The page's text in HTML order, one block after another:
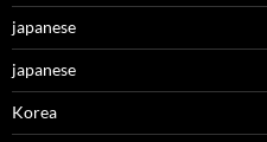
japanese
japanese
Korea